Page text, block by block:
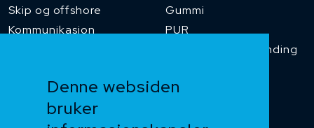
Denne websiden
bruker
Skip og offshore
Kommunikasjon
Gummi
PUR
Temperaturbestanding
Heis og kran